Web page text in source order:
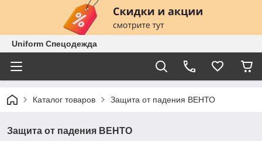
Uniform Спецодежда
Каталог товаров Защита от падения ВЕНТО
Защита от падения ВЕНТО